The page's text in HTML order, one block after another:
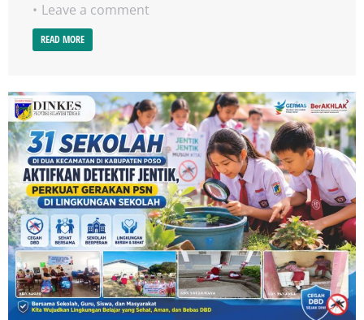
Leave a comment
READ MORE